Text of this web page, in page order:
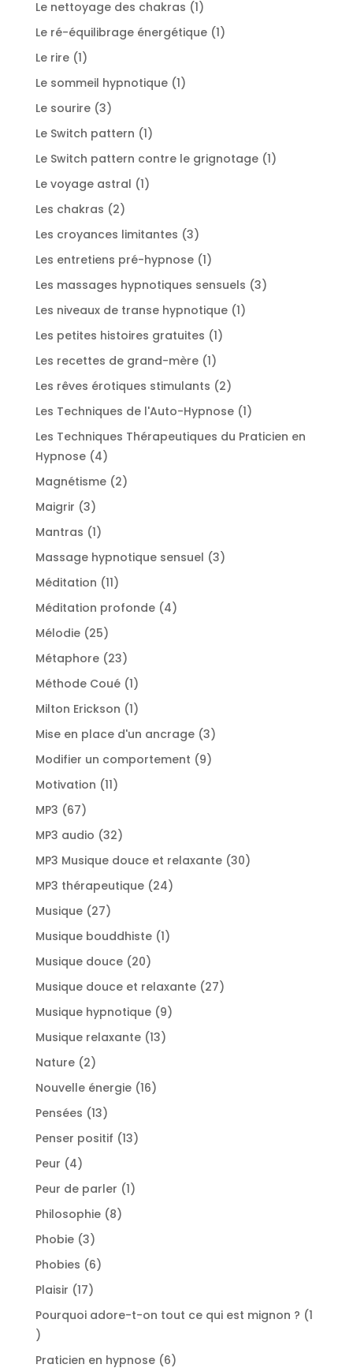
Le nettoyage des chakras 11
produit
Le ré-équilibrage énergétique 11
Le rire 11
produit
Le sommeil hypnotique 11
Le sourire 33
produits
Le Switch pattern 11
produit
Le Switch pattern contre le grignotage 11
Le voyage astral 11
Les chakras 22
produits
Les croyances limitantes 33
produits
Les entretiens pré-hypnose 11
produit
Les massages hypnotiques sensuels 33
Les niveaux de transe hypnotique 11
Les petites histoires gratuites 11
Les recettes de grand-mère 11
produit
Les rêves érotiques stimulants 22
produits
Les Techniques de l'Auto-Hypnose 11
produit
Les Techniques Thérapeutiques du Praticien en
Hypnose 44
produits
Magnétisme 22
Maigrir 33
produits
Mantras 11
produit
Massage hypnotique sensuel 33
Méditation 1111
produits
Méditation profonde 44
Mélodie 2525
produits
Métaphore 2323
produits
Méthode Coué 11
produit
Milton Erickson 11
Mise en place d'un ancrage 33
produits
Modifier un comportement 99
Motivation 1111
MP3 6767
produits
MP3 audio 3232
produits
MP3 Musique douce et relaxante 3030
MP3 thérapeutique 2424
Musique 2727
produits
Musique bouddhiste 11
Musique douce 2020
produits
Musique douce et relaxante 2727
Musique hypnotique 99
Musique relaxante 1313
Nature 22
produits
Nouvelle énergie 1616
Pensées 1313
produits
Penser positif 1313
Peur 44
produits
Peur de parler 11
Philosophie 88
Phobie 33
produits
Phobies 66
Plaisir 1717
produits
Pourquoi adore-t-on tout ce qui est mignon ? 1
1
produit
Praticien en hypnose 66